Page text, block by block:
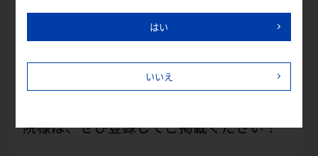
ックプロは歯科専売品です。
そのため、一般のお客様（患者様）から問
い合わせがございます。
院様は、ぜひ登録してご掲載ください！
はい
いいえ